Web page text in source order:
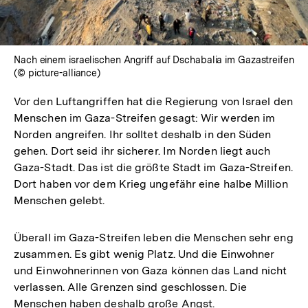
Nach einem israelischen Angriff auf Dschabalia im Gazastreifen
(© picture-alliance)
Vor den Luftangriffen hat die Regierung von Israel den
Menschen im Gaza-Streifen gesagt: Wir werden im
Norden angreifen. Ihr solltet deshalb in den Süden
gehen. Dort seid ihr sicherer. Im Norden liegt auch
Gaza-Stadt. Das ist die größte Stadt im Gaza-Streifen.
Dort haben vor dem Krieg ungefähr eine halbe Million
Menschen gelebt.
Überall im Gaza-Streifen leben die Menschen sehr eng
zusammen. Es gibt wenig Platz. Und die Einwohner
und Einwohnerinnen von Gaza können das Land nicht
verlassen. Alle Grenzen sind geschlossen. Die
Menschen haben deshalb große Angst.